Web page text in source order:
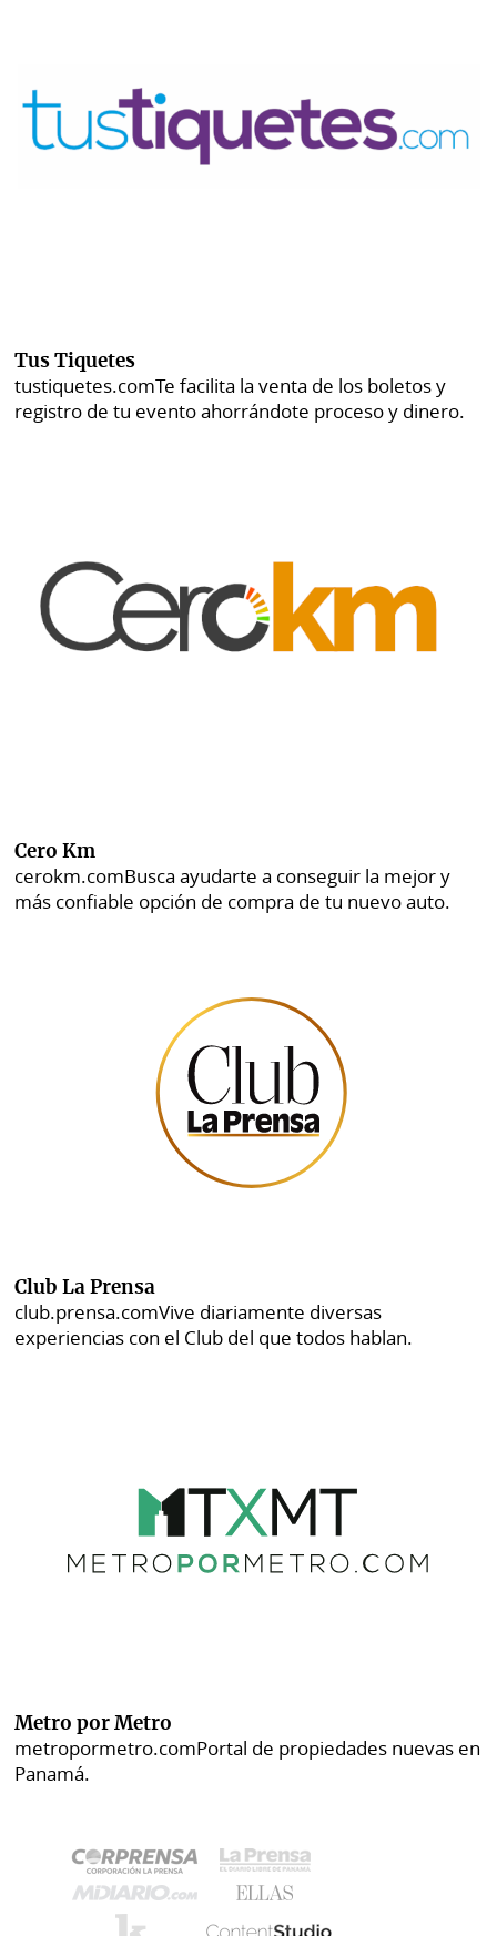
Tus Tiquetes
tustiquetes.comTe facilita la venta de los boletos y
registro de tu evento ahorrándote proceso y dinero.
Cero Km
cerokm.comBusca ayudarte a conseguir la mejor y
más confiable opción de compra de tu nuevo auto.
Club La Prensa
club.prensa.comVive diariamente diversas
experiencias con el Club del que todos hablan.
Metro por Metro
metropormetro.comPortal de propiedades nuevas en
Panamá.